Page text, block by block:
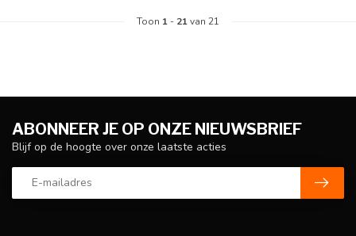
Toon 1 - 21van 21
ABONNEER JE OP ONZE NIEUWSBRIEF
Blijf op de hoogte over onze laatste acties